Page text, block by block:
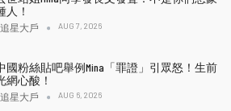
人！
星大戶 AUG 7, 2026
國粉絲貼吧舉例Mina「罪證」引眾怒！生前
網心酸！
星大戶 AUG 6, 2026